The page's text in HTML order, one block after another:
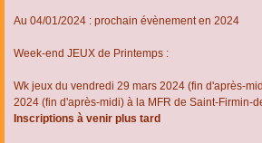
Au 04/01/2024 : prochain évènement en 2024
Week-end JEUX de Printemps :
Wk jeux du vendredi 29 mars 2024 (fin d'après-
2024 (fin d'après-midi) à la MFR de Saint-Firmin-
Inscriptions à venir plus tard